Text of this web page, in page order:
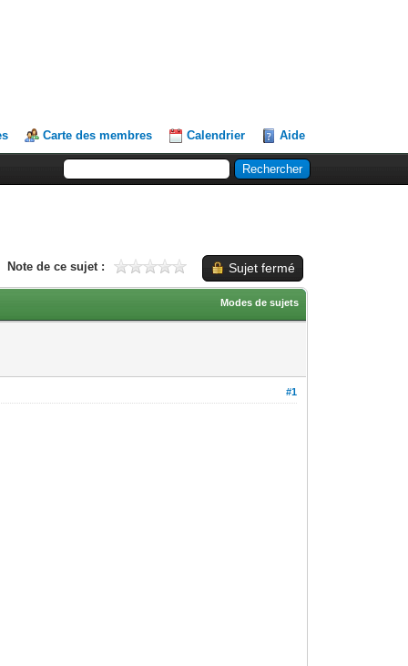
Carte des membres Calendrier Aide
Sujet fermé
Note de ce sujet :
Modes de sujets
#1